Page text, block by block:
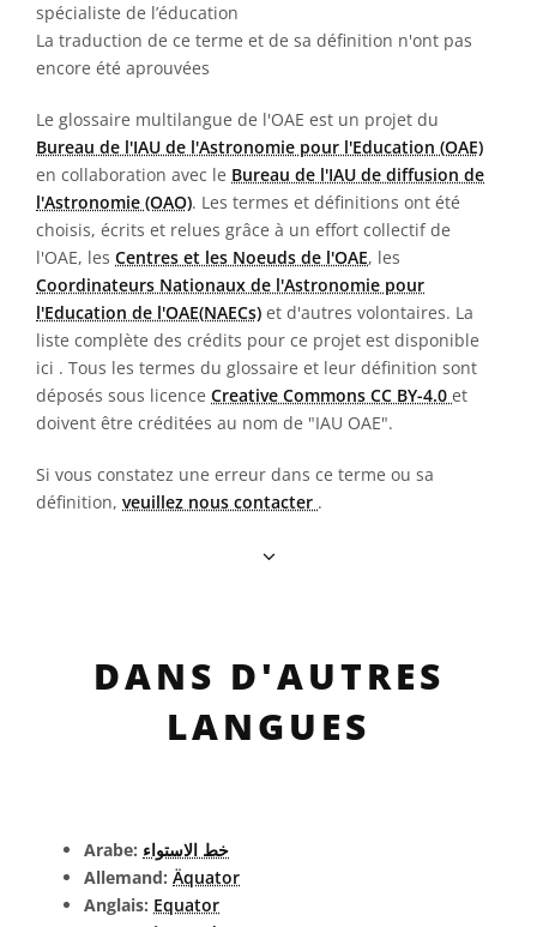
spécialiste de l’éducation
La traduction de ce terme et de sa définition n'ont pas
encore été aprouvées
Le glossaire multilangue de l'OAE est un projet du
Bureau de l'IAU de l'Astronomie pour l'Education (OAE)
en collaboration avec le Bureau de l'IAU de diffusion de
l'Astronomie (OAO). Les termes et définitions ont été
choisis, écrits et relues grâce à un effort collectif de
l'OAE, les Centres et les Noeuds de l'OAE, les
Coordinateurs Nationaux de l'Astronomie pour
l'Education de l'OAE(NAECs) et d'autres volontaires. La
liste complète des crédits pour ce projet est disponible
ici . Tous les termes du glossaire et leur définition sont
déposés sous licence Creative Commons CC BY-4.0 et
doivent être créditées au nom de "IAU OAE".
Si vous constatez une erreur dans ce terme ou sa
définition, veuillez nous contacter .
DANS D'AUTRES
LANGUES
Arabe: خط الاستواء
Allemand: Äquator
Anglais: Equator